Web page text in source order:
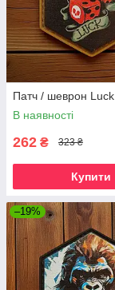
Патч / шеврон Luck
В наявності
262 ₴ 323 ₴
Купити
–19%